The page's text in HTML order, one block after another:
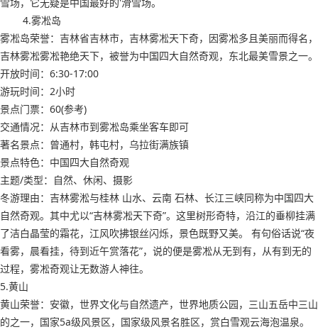
4.雾凇岛
雾凇岛荣誉：吉林省吉林市，吉林雾凇天下奇，因雾凇多且美丽而得名，
吉林雾凇雾凇艳绝天下，被誉为中国四大自然奇观，东北最美雪景之一。
开放时间：6:30-17:00
游玩时间：2小时
景点门票：60(参考)
交通情况：从吉林市到雾凇岛乘坐客车即可
著名景点：曾通村，韩屯村，乌拉街满族镇
景点特色：中国四大自然奇观
主题/类型：自然、休闲、摄影
冬游理由：吉林雾淞与桂林 山水、云南 石林、长江三峡同称为中国四大
自然奇观。其中尤以“吉林雾凇天下奇”。这里树形奇特，沿江的垂柳挂满
了洁白晶莹的霜花，江风吹拂银丝闪烁，景色既野又美。 有句俗话说“夜
看雾，晨看挂，待到近午赏落花”，说的便是雾凇从无到有，从有到无的
过程，雾凇奇观让无数游人神往。
5.黄山
黄山荣誉：安徽，世界文化与自然遗产，世界地质公园，三山五岳中三山
的之一，国家5a级风景区，国家级风景名胜区，赏白雪观云海泡温泉。